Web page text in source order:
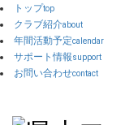
トップtop
クラブ紹介about
年間活動予定calendar
サポート情報support
お問い合わせcontact